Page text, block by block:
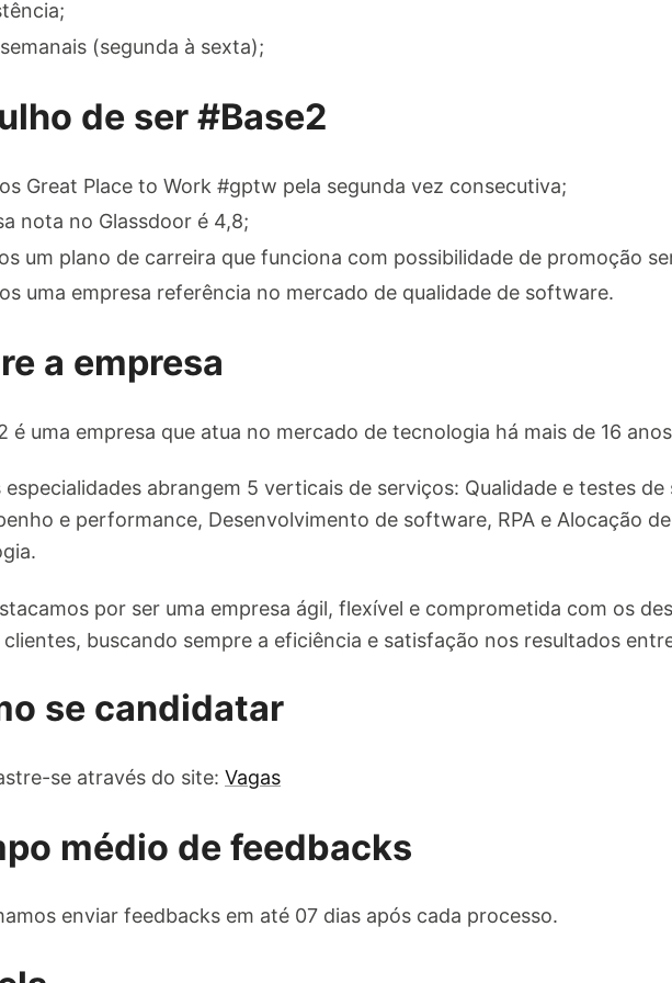
(segunda à sexta);
de ser #Base2
Great Place to Work #gptw pela segunda vez consecutiva;
nota no Glassdoor é 4,8;
um plano de carreira que funciona com possibilidade de promoção
uma empresa referência no mercado de qualidade de software.
a empresa
é uma empresa que atua no mercado de tecnologia há mais de 16
especialidades abrangem 5 verticais de serviços: Qualidade e testes
e performance, Desenvolvimento de software, RPA e Alocação
por ser uma empresa ágil, flexível e comprometida com os
clientes, buscando sempre a eficiência e satisfação nos resultados
se candidatar
se através do site: Vagas
médio de feedbacks
enviar feedbacks em até 07 dias após cada processo.